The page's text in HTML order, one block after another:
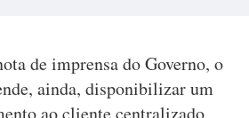
de imprensa do Governo, o
ainda, disponibilizar um
ao cliente centralizado